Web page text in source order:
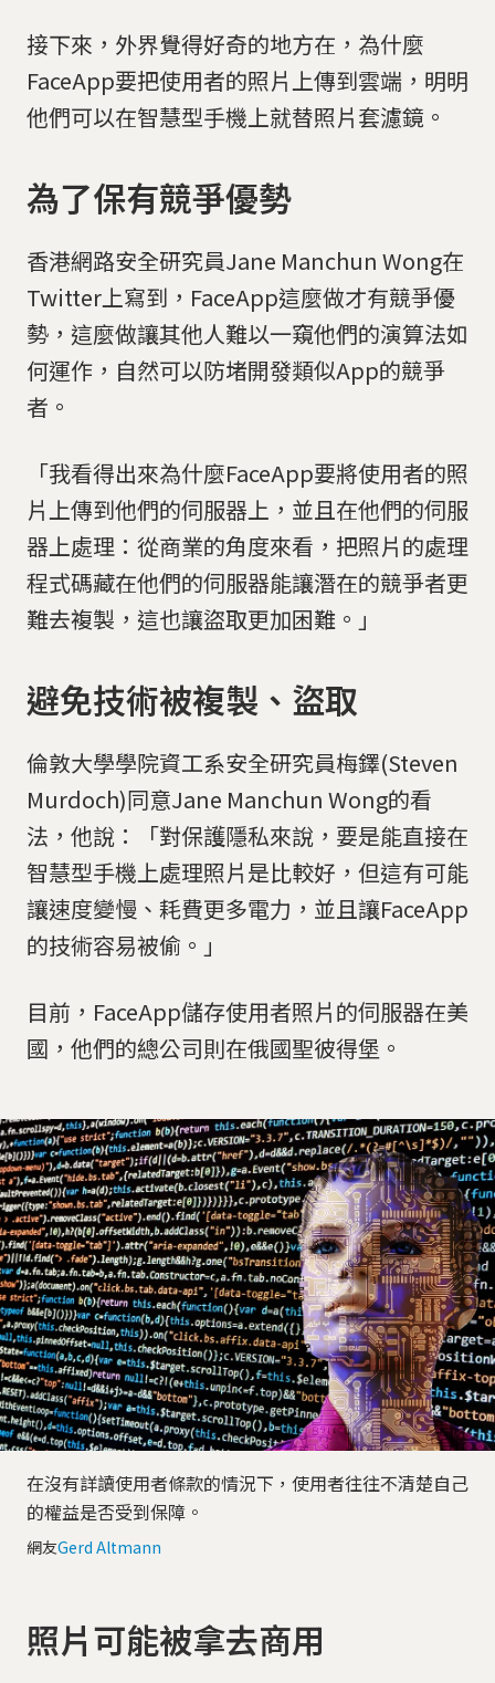
接下來，外界覺得好奇的地方在，為什麼
FaceApp要把使用者的照片上傳到雲端，明明
他們可以在智慧型手機上就替照片套濾鏡。
為了保有競爭優勢
香港網路安全研究員Jane Manchun Wong在
Twitter上寫到，FaceApp這麼做才有競爭優
勢，這麼做讓其他人難以一窺他們的演算法如
何運作，自然可以防堵開發類似App的競爭
者。
「我看得出來為什麼FaceApp要將使用者的照
片上傳到他們的伺服器上，並且在他們的伺服
器上處理：從商業的角度來看，把照片的處理
程式碼藏在他們的伺服器能讓潛在的競爭者更
難去複製，這也讓盜取更加困難。」
避免技術被複製、盜取
倫敦大學學院資工系安全研究員梅鐸(Steven
Murdoch)同意Jane Manchun Wong的看
法，他說：「對保護隱私來說，要是能直接在
智慧型手機上處理照片是比較好，但這有可能
讓速度變慢、耗費更多電力，並且讓FaceApp
的技術容易被偷。」
目前，FaceApp儲存使用者照片的伺服器在美
國，他們的總公司則在俄國聖彼得堡。
在沒有詳讀使用者條款的情況下，使用者往往不清楚自己
的權益是否受到保障。
網友Gerd Altmann
照片可能被拿去商用